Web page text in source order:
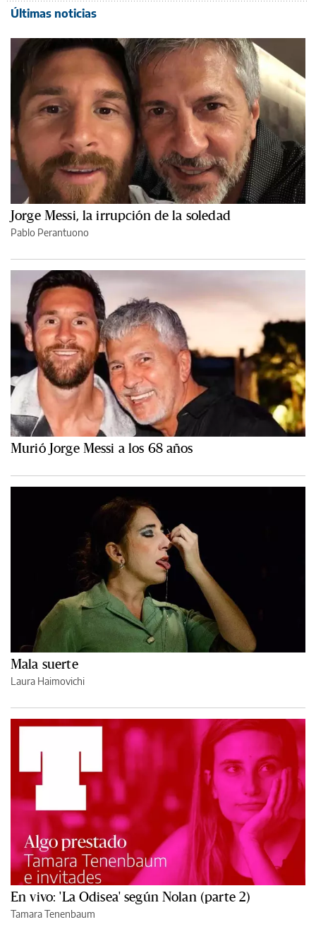
Últimas noticias
Jorge Messi, la irrupción de la soledad
Pablo Perantuono
Murió Jorge Messi a los 68 años
Mala suerte
Laura Haimovichi
En vivo: 'La Odisea' según Nolan (parte 2)
Tamara Tenenbaum